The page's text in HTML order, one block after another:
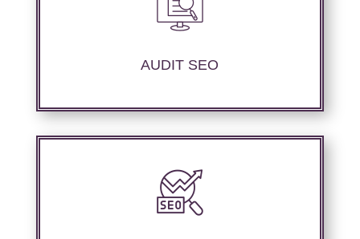
AUDIT SEO
Nous réalisons un audit de votre site web à
travers les mots clés pertinents, les principaux
Notre agence SEO propose des services
d’optimisation technique de site web,